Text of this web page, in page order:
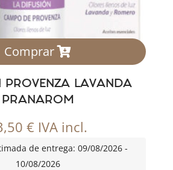
Comprar
PROVENZA LAVANDA
PRANAROM
€ IVA incl.
de entrega: 09/08/2026 -
10/08/2026